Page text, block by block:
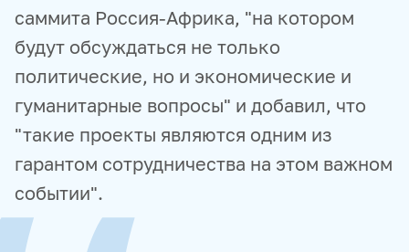
саммита Россия-Африка, "на котором
будут обсуждаться не только
политические, но и экономические и
гуманитарные вопросы" и добавил, что
"такие проекты являются одним из
гарантом сотрудничества на этом важном
событии".